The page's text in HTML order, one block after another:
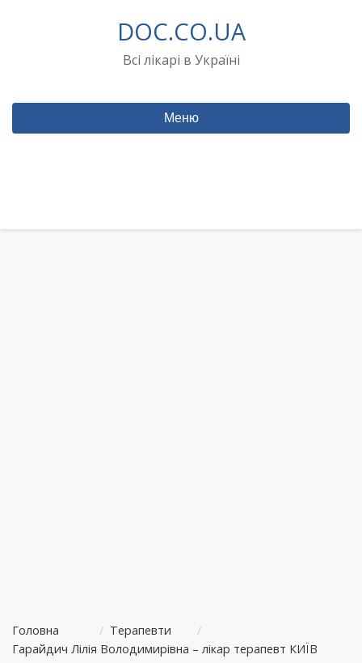
DOC.CO.UA
Всі лікарі в Україні
Меню
Головна / Терапевти
/
Гарайдич Лілія Володимирівна – лікар терапевт КИЇВ